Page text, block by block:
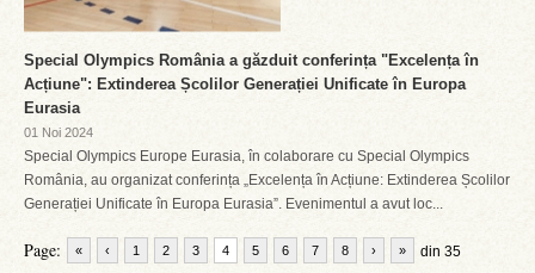
Special Olympics România a găzduit conferința "Excelența în
Acțiune": Extinderea Școlilor Generației Unificate în Europa
Eurasia
01 Noi 2024
Special Olympics Europe Eurasia, în colaborare cu Special Olympics
România, au organizat conferința „Excelența în Acțiune: Extinderea Școlilor
Generației Unificate în Europa Eurasia”. Evenimentul a avut loc...
Page: « ‹ 1 2 3 4 5 6 7 8 din 35
› »